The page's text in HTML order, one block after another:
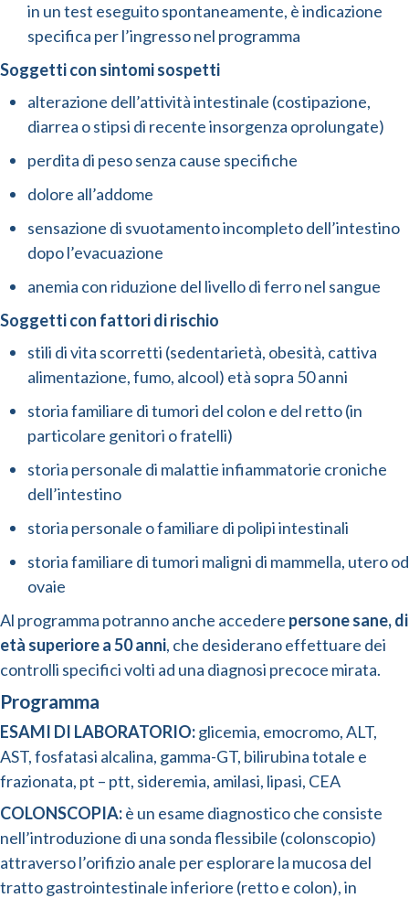
in un test eseguito spontaneamente, è indicazione
specifica per l’ingresso nel programma
Soggetti con sintomi sospetti
alterazione dell’attività intestinale (costipazione,
diarrea o stipsi di recente insorgenza oprolungate)
perdita di peso senza cause specifiche
dolore all’addome
sensazione di svuotamento incompleto dell’intestino
dopo l’evacuazione
anemia con riduzione del livello di ferro nel sangue
Soggetti con fattori di rischio
stili di vita scorretti (sedentarietà, obesità, cattiva
alimentazione, fumo, alcool) età sopra 50 anni
storia familiare di tumori del colon e del retto (in
particolare genitori o fratelli)
storia personale di malattie infiammatorie croniche
dell’intestino
storia personale o familiare di polipi intestinali
storia familiare di tumori maligni di mammella, utero od
ovaie
Al programma potranno anche accedere persone sane, di
età superiore a 50 anni, che desiderano effettuare dei
controlli specifici volti ad una diagnosi precoce mirata.
Programma
ESAMI DI LABORATORIO:glicemia, emocromo, ALT,
AST, fosfatasi alcalina, gamma-GT, bilirubina totale e
frazionata, pt – ptt, sideremia, amilasi, lipasi, CEA
COLONSCOPIA:è un esame diagnostico che consiste
nell’introduzione di una sonda flessibile (colonscopio)
attraverso l’orifizio anale per esplorare la mucosa del
tratto gastrointestinale inferiore (retto e colon), in